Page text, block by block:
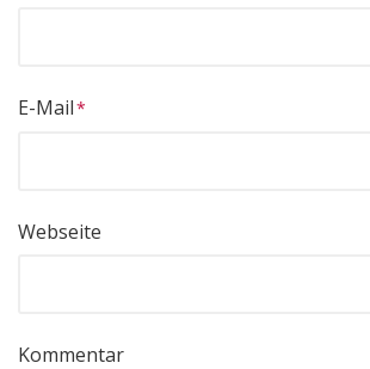
E-Mail
Webseite
Kommentar